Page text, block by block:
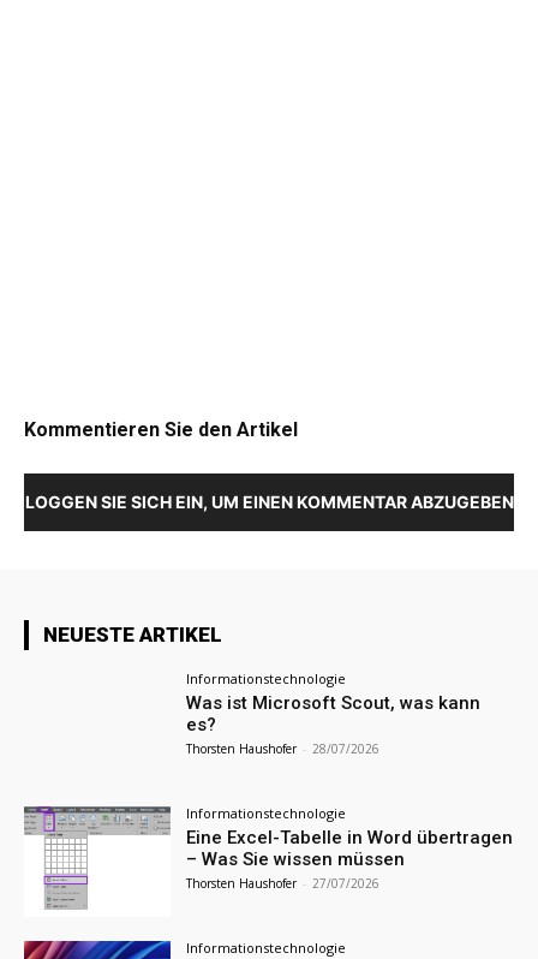
Kommentieren Sie den Artikel
LOGGEN SIE SICH EIN, UM EINEN KOMMENTAR ABZUGEBEN
NEUESTE ARTIKEL
Informationstechnologie
Was ist Microsoft Scout, was kann
es?
Thorsten Haushofer - 28/07/2026
Informationstechnologie
Eine Excel-Tabelle in Word übertragen
– Was Sie wissen müssen
Thorsten Haushofer - 27/07/2026
Informationstechnologie